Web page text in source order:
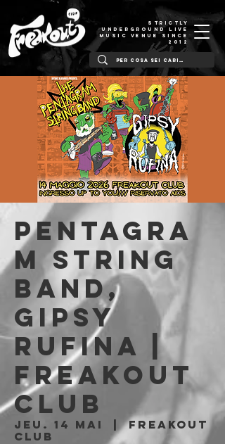
STRICTLY
UNDERGROUND LIVE
MUSIC VENUE SINCE
2012
Pentagra
m String
Band,
Gipsy
Rufina |
Freakout
Club
jeu. 14 mai
  |
Freakout
Club